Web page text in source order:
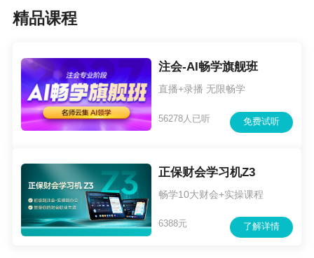
学服务中心出具的学历认证书编号，由相关考区
2.持非居民身份证件（如军官证、港澳台居民居
住证），或者以军校毕业学历、会计或者相关专
业中级以上技术职称作为报名条件的首次报名人
员，或者网报系统无法认证学历的首次报名人
变更身份证姓名或身份证号码的证明、学信网
《教育部学历证书电子注册备案表》（有效期
内）或《中国高等教育学历认证报告》、职称证
精品课程
注会-AI畅学旗舰班
直播+录播 无限畅学
免费试听
56278人已听
正保财会学习机Z3
畅学10大财会+实操课程
了解详情
6388元